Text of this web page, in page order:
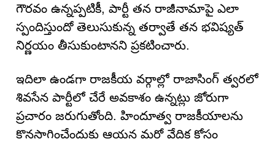
గౌరవం ఉన్నప్పటికీ, పార్టీ తన రాజీనామాపై ఎలా
స్పందిస్తుందో తెలుసుకున్న తర్వాతే తన భవిష్యత్
నిర్ణయం తీసుకుంటానని ప్రకటించారు.
ఇదిలా ఉండగా రాజకీయ వర్గాల్లో రాజాసింగ్ త్వరలో
శివసేన పార్టీలో చేరే అవకాశం ఉన్నట్లు జోరుగా
ప్రచారం జరుగుతోంది. హిందూత్వ రాజకీయాలను
కొనసాగించేందుకు ఆయన మరో వేదిక కోసం